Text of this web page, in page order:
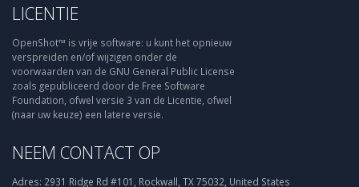
LICENTIE
OpenShot™ is vrije software: u kunt het opnieuw
verspreiden en/of wijzigen onder de
voorwaarden van de GNU General Public License
zoals gepubliceerd door de Free Software
Foundation, ofwel versie 3 van de Licentie, ofwel
(naar uw keuze) een latere versie.
NEEM CONTACT OP
Adres: 2931 Ridge Rd #101, Rockwall, TX 75032, United States